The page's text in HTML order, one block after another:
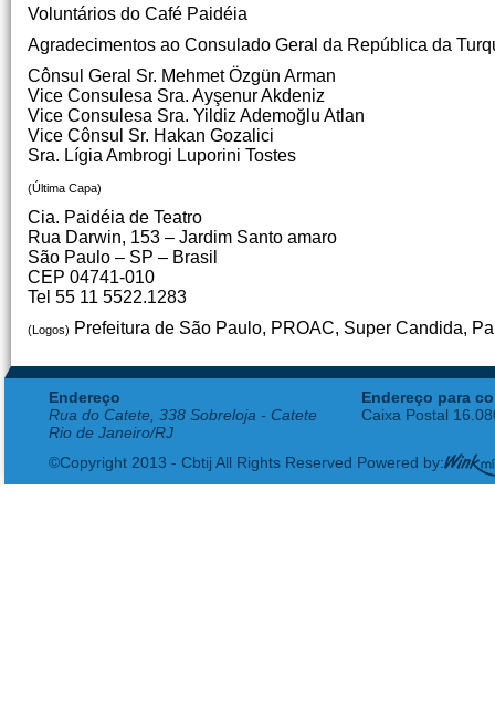
Voluntários do Café Paidéia
Agradecimentos ao Consulado Geral da República da
Cônsul Geral Sr. Mehmet Özgün Arman
Vice Consulesa Sra. Ayşenur Akdeniz
Vice Consulesa Sra. Yildiz Ademoğlu Atlan
Vice Cônsul Sr. Hakan Gozalici
Sra. Lígia Ambrogi Luporini Tostes
(Última Capa)
Cia. Paidéia de Teatro
Rua Darwin, 153 – Jardim Santo amaro
São Paulo – SP – Brasil
CEP 04741-010
Tel 55 11 5522.1283
(Logos) Prefeitura de São Paulo, PROAC, Super Candida,
Endereço
Rua do Catete, 338 Sobreloja - Catete
Rio de Janeiro/RJ
Endereço para
Caixa Postal
©Copyright 2013 - Cbtij All Rights Reserved Powered by: